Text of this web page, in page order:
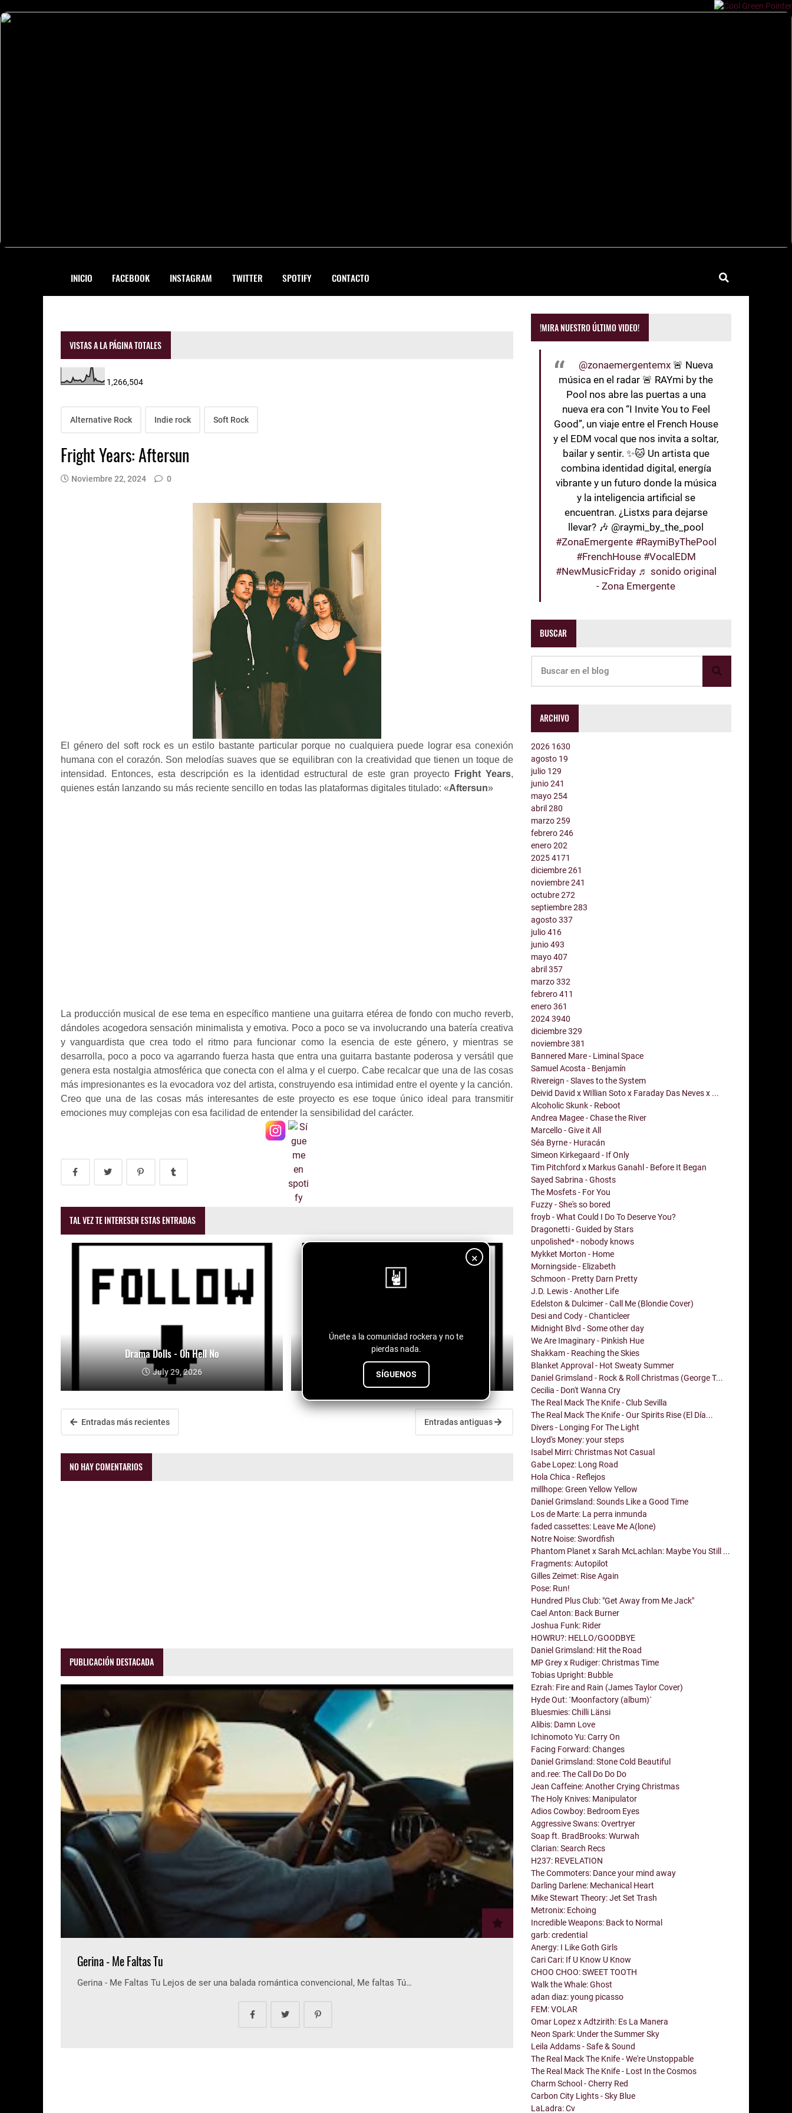
INICIO FACEBOOK INSTAGRAM TWITTER SPOTIFY CONTACTO
×
Únete a la comunidad rockera y no te
pierdas nada.
SÍGUENOS
VISTAS A LA PÁGINA TOTALES
1,266,504
Alternative Rock Indie rock Soft Rock
Fright Years: Aftersun
Noviembre 22, 2024 0
El género del soft rock es un estilo bastante particular porque no cualquiera puede lograr esa conexión
humana con el corazón. Son melodías suaves que se equilibran con la creatividad que tienen un toque de
intensidad. Entonces, esta descripción es la identidad estructural de este gran proyecto
Fright Years,
quienes están lanzando su más reciente sencillo en todas las plataformas digitales titulado: «Aftersun»
La producción musical de ese tema en específico mantiene una guitarra etérea de fondo con mucho reverb,
dándoles acogedora sensación minimalista y emotiva. Poco a poco se va involucrando una batería creativa
y vanguardista que crea todo el ritmo para funcionar como la esencia de este género, y mientras se
desarrolla, poco a poco va agarrando fuerza hasta que entra una guitarra bastante poderosa y versátil que
genera esta nostalgia atmosférica que conecta con el alma y el cuerpo. Cabe recalcar que una de las cosas
más impresionantes es la evocadora voz del artista, construyendo esa intimidad entre el oyente y la canción.
Creo que una de las cosas más interesantes de este proyecto es ese toque único ideal para transmitir
emociones muy complejas con esa facilidad de entender la sensibilidad del carácter.
TAL VEZ TE INTERESEN ESTAS ENTRADAS
Drama Dolls - Oh Hell No
July 29, 2026
Fuentes de vida - conspiranoico
July 28, 2026
Entradas más recientes Entradas antiguas
NO HAY COMENTARIOS
PUBLICACIÓN DESTACADA
Gerina - Me Faltas Tu
Gerina - Me Faltas Tu Lejos de ser una balada romántica convencional, Me faltas Tú…
!MIRA NUESTRO ÚLTIMO VIDEO!
@zonaemergentemx 🚨 Nueva
música en el radar 🚨 RAYmi by the
Pool nos abre las puertas a una
nueva era con “I Invite You to Feel
Good”, un viaje entre el French House
y el EDM vocal que nos invita a soltar,
bailar y sentir. ✨🐱 Un artista que
combina identidad digital, energía
vibrante y un futuro donde la música
y la inteligencia artificial se
encuentran. ¿Listxs para dejarse
llevar? 🎶 @raymi_by_the_pool
#ZonaEmergente #RaymiByThePool
#FrenchHouse #VocalEDM
#NewMusicFriday ♬ sonido original
- Zona Emergente
BUSCAR
ARCHIVO
2026 1630
agosto 19
julio 129
junio241
mayo254
abril280
marzo259
febrero246
enero202
20254171
diciembre261
noviembre241
octubre272
septiembre283
agosto337
julio416
junio493
mayo407
abril357
marzo332
febrero411
enero361
20243940
diciembre329
noviembre381
Bannered Mare - Liminal Space
Samuel Acosta - Benjamín
Rivereign - Slaves to the System
Deivid David x WIllian Soto x Faraday Das Neves x ...
Alcoholic Skunk - Reboot
Andrea Magee - Chase the River
Marcello - Give it All
Séa Byrne - Huracán
Simeon Kirkegaard - If Only
Tim Pitchford x Markus Ganahl - Before It Began
Sayed Sabrina - Ghosts
The Mosfets - For You
Fuzzy - She's so bored
froyb - What Could I Do To Deserve You?
Dragonetti - Guided by Stars
unpolished* - nobody knows
Mykket Morton - Home
Morningside - Elizabeth
Schmoon - Pretty Darn Pretty
J.D. Lewis - Another Life
Edelston & Dulcimer - Call Me (Blondie Cover)
Desi and Cody - Chanticleer
Midnight Blvd - Some other day
We Are Imaginary - Pinkish Hue
Shakkam - Reaching the Skies
Blanket Approval - Hot Sweaty Summer
Daniel Grimsland - Rock & Roll Christmas (George T...
Cecilia - Don't Wanna Cry
The Real Mack The Knife - Club Sevilla
The Real Mack The Knife - Our Spirits Rise (El Día...
Divers - Longing For The Light
Lloyd's Money: your steps
Isabel Mirri: Christmas Not Casual
Gabe Lopez: Long Road
Hola Chica - Reflejos
millhope: Green Yellow Yellow
Daniel Grimsland: Sounds Like a Good Time
Los de Marte: La perra inmunda
faded cassettes: Leave Me A(lone)
Notre Noise: Swordfish
Phantom Planet x Sarah McLachlan: Maybe You Still ...
Fragments: Autopilot
Gilles Zeimet: Rise Again
Pose: Run!
Hundred Plus Club: "Get Away from Me Jack"
Cael Anton: Back Burner
Joshua Funk: Rider
HOWRU?: HELLO/GOODBYE
Daniel Grimsland: Hit the Road
MP Grey x Rudiger: Christmas Time
Tobias Upright: Bubble
Ezrah: Fire and Rain (James Taylor Cover)
Hyde Out: ´Moonfactory (album)´
Bluesmies: Chilli Länsi
Alibis: Damn Love
Ichinomoto Yu: Carry On
Facing Forward: Changes
Daniel Grimsland: Stone Cold Beautiful
and.ree: The Call Do Do Do
Jean Caffeine: Another Crying Christmas
The Holy Knives: Manipulator
Adios Cowboy: Bedroom Eyes
Aggressive Swans: Overtryer
Soap ft. BradBrooks: Wurwah
Clarian: Search Recs
H237: REVELATION
The Commoters: Dance your mind away
Darling Darlene: Mechanical Heart
Mike Stewart Theory: Jet Set Trash
Metronix: Echoing
Incredible Weapons: Back to Normal
garb: credential
Anergy: I Like Goth Girls
Cari Cari: If U Know U Know
CHOO CHOO: SWEET TOOTH
Walk the Whale: Ghost
adan diaz: young picasso
FEM: VOLAR
Omar Lopez x Adtzirith: Es La Manera
Neon Spark: Under the Summer Sky
Leila Addams - Safe & Sound
The Real Mack The Knife - We're Unstoppable
The Real Mack The Knife - Lost In the Cosmos
Charm School - Cherry Red
Carbon City Lights - Sky Blue
LaLadra: Cv